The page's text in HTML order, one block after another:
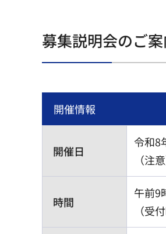
募集説明会のご
開催情報
開催日
令和8
（注
時間
午前9
（受